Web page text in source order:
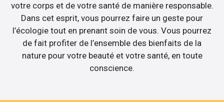
votre corps et de votre santé de manière responsable.
Dans cet esprit, vous pourrez faire un geste pour
l’écologie tout en prenant soin de vous. Vous pourrez
de fait profiter de l’ensemble des bienfaits de la
nature pour votre beauté et votre santé, en toute
conscience.